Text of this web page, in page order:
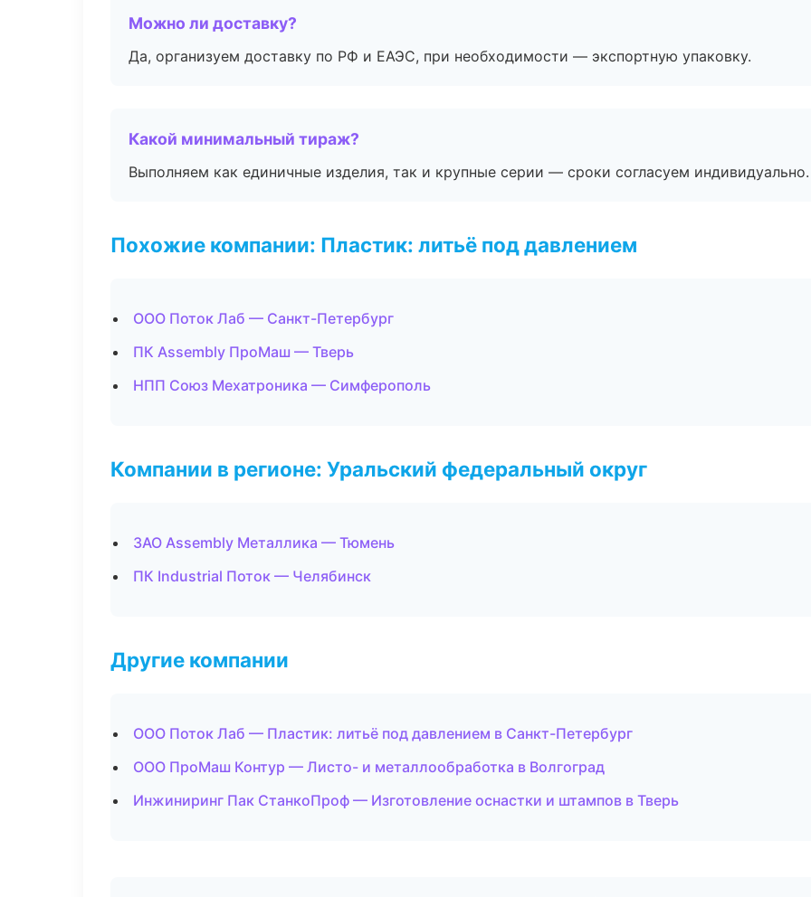
Можно ли доставку?
Да, организуем доставку по РФ и ЕАЭС, при необходимости — экспортную упаковку.
Какой минимальный тираж?
Выполняем как единичные изделия, так и крупные серии — сроки согласуем индивидуально.
Похожие компании: Пластик: литьё под давлением
ООО Поток Лаб — Санкт-Петербург
ПК Assembly ПроМаш — Тверь
НПП Союз Мехатроника — Симферополь
Компании в регионе: Уральский федеральный округ
ЗАО Assembly Металлика — Тюмень
ПК Industrial Поток — Челябинск
Другие компании
ООО Поток Лаб — Пластик: литьё под давлением в Санкт-Петербург
ООО ПроМаш Контур — Листо- и металлообработка в Волгоград
Инжиниринг Пак СтанкоПроф — Изготовление оснастки и штампов в Тверь